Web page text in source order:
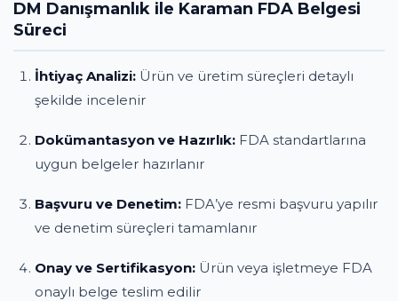
DM Danışmanlık ile Karaman FDA Belgesi
Süreci
İhtiyaç Analizi: Ürün ve üretim süreçleri detaylı
şekilde incelenir
Dokümantasyon ve Hazırlık: FDA standartlarına
uygun belgeler hazırlanır
Başvuru ve Denetim: FDA’ye resmi başvuru yapılır
ve denetim süreçleri tamamlanır
Onay ve Sertifikasyon: Ürün veya işletmeye FDA
onaylı belge teslim edilir